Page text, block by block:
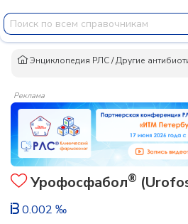
Энциклопедия РЛС/Другие
Реклама
Урофосфабол®
0.002 ‰